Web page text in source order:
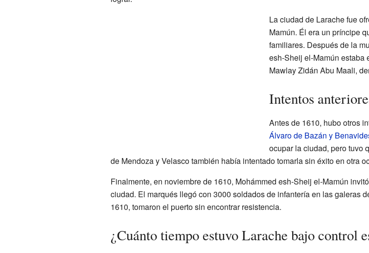
La ciudad de Larache fue
Mamún. Él era un príncipe
familiares. Después de la
esh-Sheij el-Mamún estaba
Mawlay Zidán Abu Maali,
Intentos
Antes de 1610, hubo otros
Álvaro de Bazán y
ocupar la ciudad, pero tuvo
de Mendoza y Velasco también había intentado tomarla sin éxito en otra
Finalmente, en noviembre de 1610, Mohámmed esh-Sheij el-Mamún
ciudad. El marqués llegó con 3000 soldados de infantería en las galeras
1610, tomaron el puerto sin encontrar resistencia.
¿Cuánto tiempo estuvo Larache bajo control